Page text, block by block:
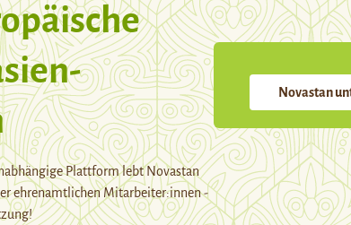
Plattform lebt Novastan
ehrenamtlichen Mitarbeiter:innen -
Novastan